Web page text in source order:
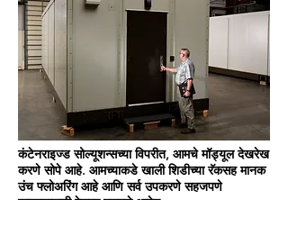
कंटेनराइज्ड सोल्यूशन्सच्या विपरीत, आमचे मॉड्यूल देखरेख
करणे सोपे आहे. आमच्याकडे खाली शिडीच्या रॅकसह मानक
उंच फ्लोअरिंग आहे आणि सर्व उपकरणे सहजपणे
काढण्यासाठी रेलवर बसवले आहेत.